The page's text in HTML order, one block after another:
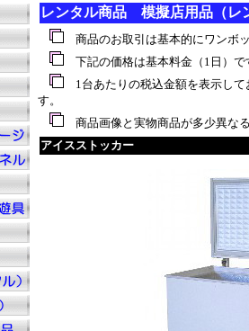
レンタル商品 模擬店用品（レ
商品のお取引は基本的にワンボ
下記の価格は基本料金（1日）で
1台あたりの税込金額を表示して
す。
商品画像と実物商品が多少異な
アイスストッカー